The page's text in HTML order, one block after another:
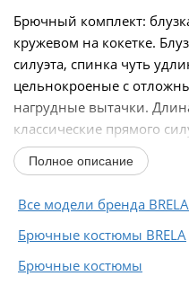
Брючный комплект:
кружевом на кокетке.
силуэта, спинка чуть
цельнокроеные с
нагрудные вытачки.
классические прямого
застёжка...
Полное описание
Все модели бренда BRELA
Брючные костюмы BRELA
Брючные костюмы